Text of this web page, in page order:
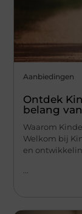
Aanbiedingen
Ontdek
belang
Waarom
Welkom bij
en
...